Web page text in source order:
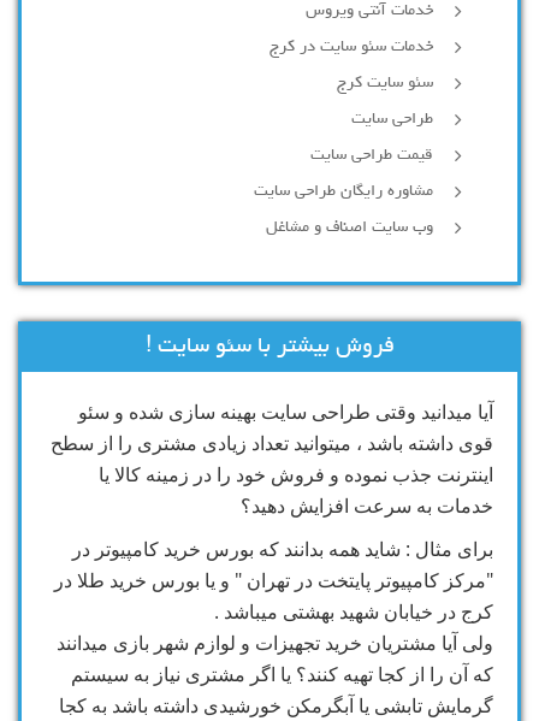
خدمات آنتی ویروس
خدمات سئو سایت در کرج
سئو سایت کرج
طراحی سایت
قیمت طراحی سایت
مشاوره رایگان طراحی سایت
وب سایت اصناف و مشاغل
فروش بیشتر با سئو سایت !
آیا میدانید وقتی طراحی سایت بهینه سازی شده و سئو
قوی داشته باشد ، میتوانید تعداد زیادی مشتری را از سطح
اینترنت جذب نموده و فروش خود را در زمینه کالا یا
خدمات به سرعت افزایش دهید؟
برای مثال : شاید همه بدانند که بورس خرید کامپیوتر در
"مرکز کامپیوتر پایتخت در تهران " و یا بورس خرید طلا در
کرج در خیابان شهید بهشتی میباشد .
ولی آیا مشتریان خرید تجهیزات و لوازم شهر بازی میدانند
که آن را از کجا تهیه کنند؟ یا اگر مشتری نیاز به سیستم
گرمایش تابشی یا آبگرمکن خورشیدی داشته باشد به کجا